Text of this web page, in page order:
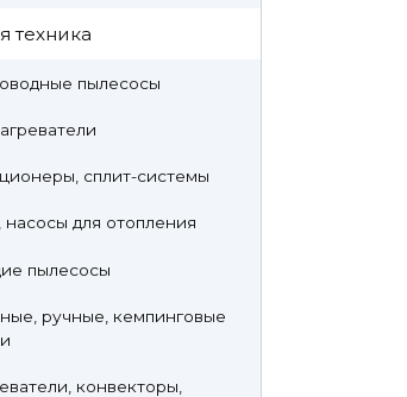
техника
пылесосы
сплит-системы
насосы для отопления
пылесосы
ручные, кемпинговые
конвекторы,